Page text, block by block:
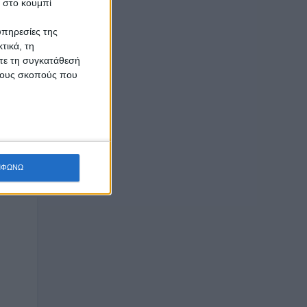
στο κουμπί
της
τη
τη συγκατάθεσή
σκοπούς που